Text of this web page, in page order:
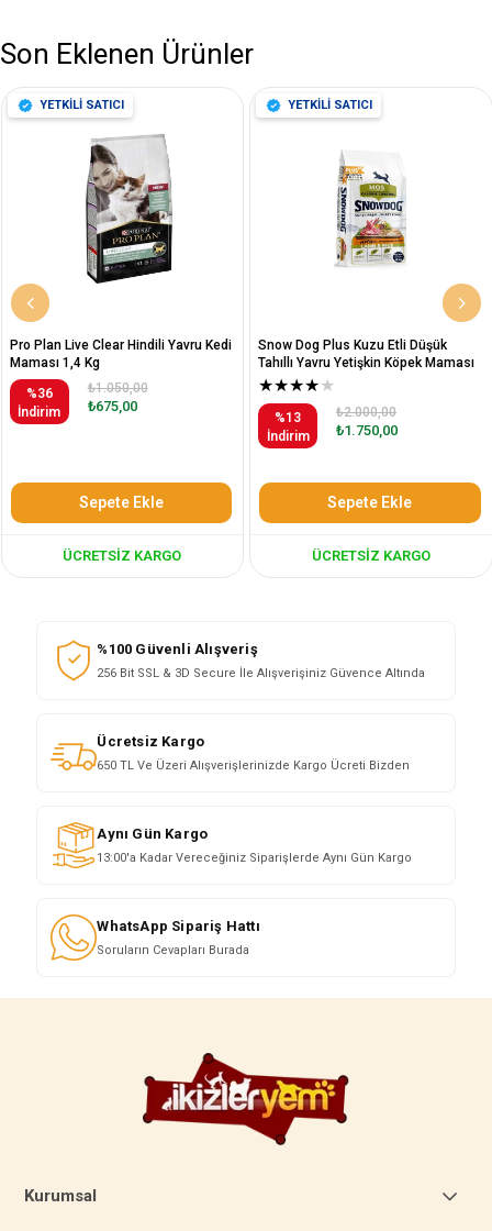
Son Eklenen Ürünler
Pro Plan Live Clear Hindili Yavru Kedi
Maması 1,4 Kg
%36
İndirim
₺675,00
₺1.050,00
Sepete Ekle
ÜCRETSIZ KARGO
YETKİLİ SATICI
Snow Dog Plus Kuzu Etli Düşük
Tahıllı Yavru Yetişkin Köpek Maması
12 Kg
★★★★★
%13
İndirim
₺1.750,00
₺2.000,00
Sepete Ekle
ÜCRETSIZ KARGO
YETKİLİ SATICI
%100 Güvenli Alışveriş
256 Bit SSL & 3D Secure İle Alışverişiniz Güvence Altında
Ücretsiz Kargo
650 TL Ve Üzeri Alışverişlerinizde Kargo Ücreti Bizden
Aynı Gün Kargo
13:00'a Kadar Vereceğiniz Siparişlerde Aynı Gün Kargo
WhatsApp Sipariş Hattı
Soruların Cevapları Burada
Kurumsal